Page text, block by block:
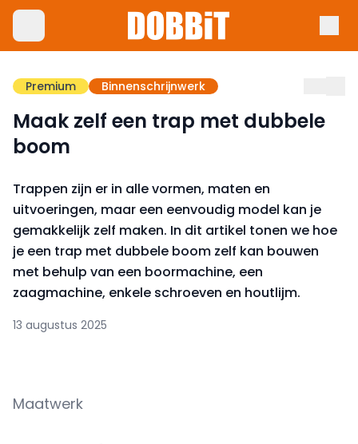
Premium Binnenschrijnwerk
Maak zelf een trap met dubbele
boom
Trappen zijn er in alle vormen, maten en
uitvoeringen, maar een eenvoudig model kan je
gemakkelijk zelf maken. In dit artikel tonen we hoe
je een trap met dubbele boom zelf kan bouwen
met behulp van een boormachine, een
zaagmachine, enkele schroeven en houtlijm.
13 augustus 2025
Maatwerk